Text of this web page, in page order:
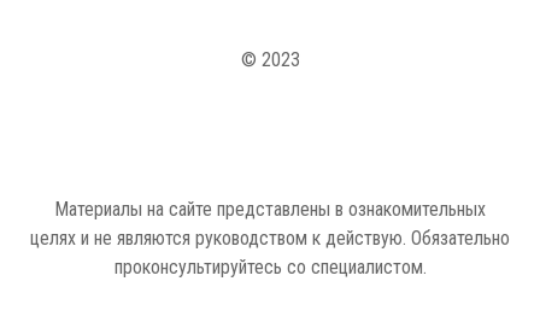
© 2023
Материалы на сайте представлены в ознакомительных
целях и не являются руководством к действую. Обязательно
проконсультируйтесь со специалистом.